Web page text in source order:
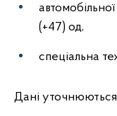
(+47) од,
спеціальна
Дані